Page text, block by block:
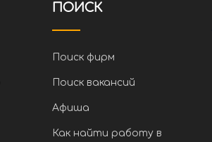
ПОИСК
Поиск фирм
Поиск вакансий
Афиша
Как найти работу в